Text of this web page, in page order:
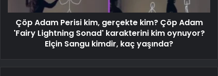
Çöp Adam Perisi kim, gerçekte kim? Çöp Adam
'Fairy Lightning Sonad' karakterini kim oynuyor?
Elçin Sangu kimdir, kaç yaşında?